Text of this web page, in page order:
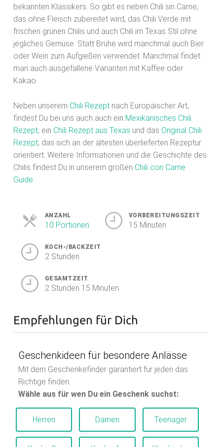
bekannten Klassikers. So gibt es neben Chili sin Carne,
das ohne Fleisch zubereitet wird, das Chili Verde mit
frischen grünen Chilis und auch Chili im Texas Stil ohne
jegliches Gemüse. Statt Brühe wird manchmal auch Bier
oder Wein zum Aufgießen verwendet. Manchmal findet
man auch ausgefallene Varianten mit Kaffee oder
Kakao.
Neben unserem Chili Rezeptnach Europäischer Art,
findest Du bei uns auch auch ein Mexikanisches Chili
Rezept, ein Chili Rezept aus Texas und das Original Chili
Rezept, das sich an der ältesten überlieferten Rezeptur
orientiert. Weitere Informationen und die Geschichte des
Chilis findest Du in unserem großen Chili con Carne
Guide.
ANZAHL
10 Portionen
VORBEREITUNGSZEIT
15 Minuten
KOCH-/BACKZEIT
2 Stunden
GESAMTZEIT
2 Stunden 15 Minuten
Empfehlungen für Dich
Geschenkideen für besondere Anlässe
Mit dem Geschenkefinder garantiert für jeden das
Richtige finden.
Wähle aus für wen Du ein Geschenk suchst:
Herren Damen Teenager